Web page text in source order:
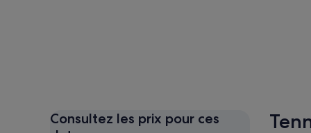
Consultez les prix pour ces